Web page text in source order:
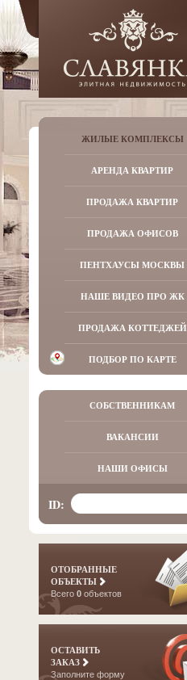
ЖИЛЫЕ КОМПЛЕКСЫ
АРЕНДА КВАРТИР
ПРОДАЖА КВАРТИР
ПРОДАЖА ОФИСОВ
ПЕНТХАУСЫ МОСКВЫ
НАШЕ ВИДЕО ПРО ЖК
ПРОДАЖА КОТТЕДЖЕЙ
ПОДБОР ПО КАРТЕ
СОБСТВЕННИКАМ
ВАКАНСИИ
НАШИ ОФИСЫ
ID:
ОТОБРАННЫЕ
ОБЪЕКТЫ
Всего 0 объектов
ОСТАВИТЬ
ЗАКАЗ
Заполните форму